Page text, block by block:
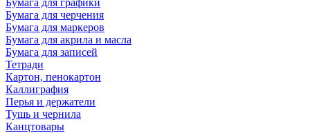
Бумага для графики
Бумага для черчения
Бумага для маркеров
Бумага для акрила и масла
Бумага для записей
Тетради
Картон, пенокартон
Каллиграфия
Перья и держатели
Тушь и чернила
Канцтовары